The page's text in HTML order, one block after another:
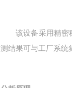
该设备采用精密
测结果可与工厂系统